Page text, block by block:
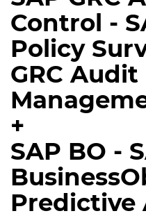
Control -
Policy
GRC Audit
+
SAP BO -
Predictive